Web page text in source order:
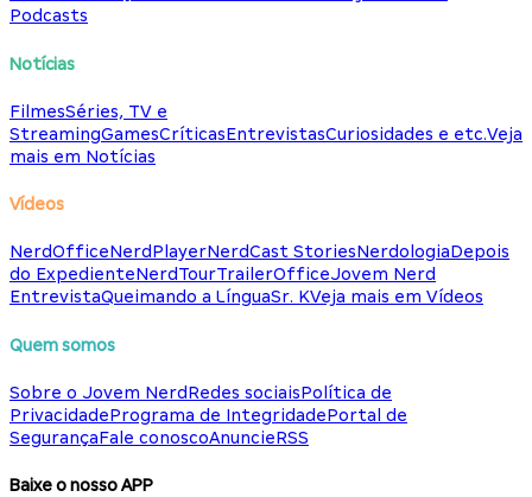
Podcasts
Notícias
FilmesSéries, TV e
StreamingGamesCríticasEntrevistasCuriosidades e etc.Veja
mais em Notícias
Vídeos
NerdOfficeNerdPlayerNerdCast StoriesNerdologiaDepois
do ExpedienteNerdTourTrailerOfficeJovem Nerd
EntrevistaQueimando a LínguaSr. KVeja mais em Vídeos
Quem somos
Sobre o Jovem NerdRedes sociaisPolítica de
PrivacidadePrograma de IntegridadePortal de
SegurançaFale conoscoAnuncieRSS
Baixe o nosso APP